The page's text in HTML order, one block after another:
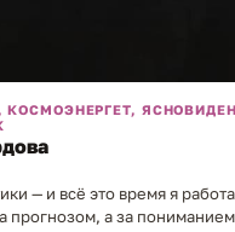
— и всё это время я
прогнозом, а за пониманием